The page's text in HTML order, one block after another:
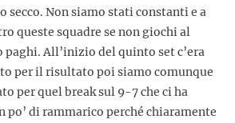
secco. Non siamo stati constanti e a
queste squadre se non giochi al
paghi. All’inizio del quinto set c’era
per il risultato poi siamo comunque
per quel break sul 9-7 che ci ha
po’ di rammarico perché chiaramente